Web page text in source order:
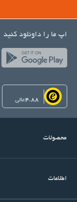
اپ ما را داونلود کنید
4.88عالی
محصولات
اطلاعات